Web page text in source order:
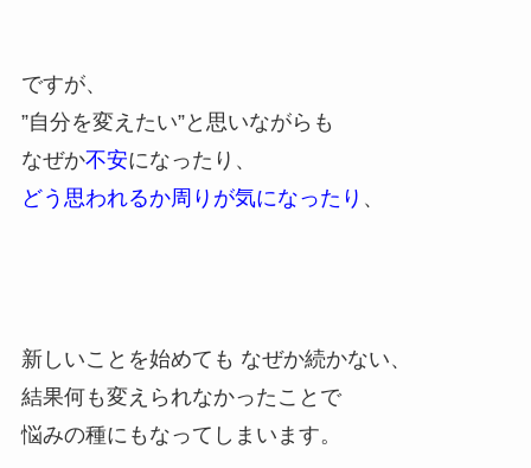
ですが、
”自分を変えたい”と思いながらも
なぜか不安になったり、
どう思われるか周りが気になったり 、
新しいことを始めても なぜか続かない、
結果何も変えられなかったことで
悩みの種にもなってしまいます。